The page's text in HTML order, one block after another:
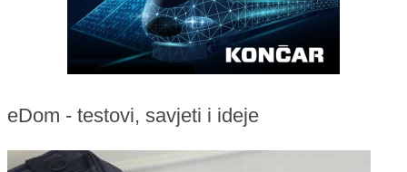
eDom - testovi, savjeti i ideje